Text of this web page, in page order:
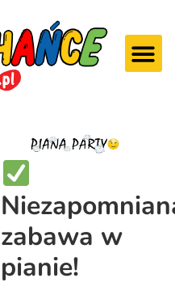
zabawa w
pianie!